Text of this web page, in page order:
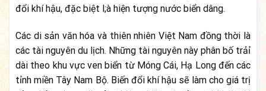
đổi khí hậu, đặc biệt l;à hiện tượng nước biển dâng.
Các di sản văn hóa và thiên nhiên Việt Nam đồng thời là
các tài nguyên du lịch. Những tài nguyên này phân bố trảỉ
dài theo khu vực ven biển từ Móng Cái, Hạ Long đến các
tỉnh miền Tây Nam Bộ. Biến đổi khí hậu sẽ làm cho giá trị